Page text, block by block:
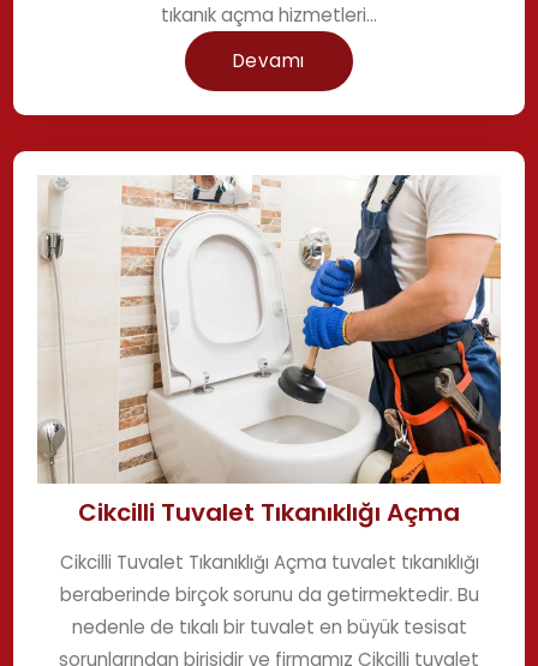
Devamı
Cikcilli Tuvalet Tıkanıklığı Açma
Cikcilli Tuvalet Tıkanıklığı Açma tuvalet tıkanıklığı
beraberinde birçok sorunu da getirmektedir. Bu
nedenle de tıkalı bir tuvalet en büyük tesisat
sorunlarından birisidir ve firmamız Cikcilli tuvalet